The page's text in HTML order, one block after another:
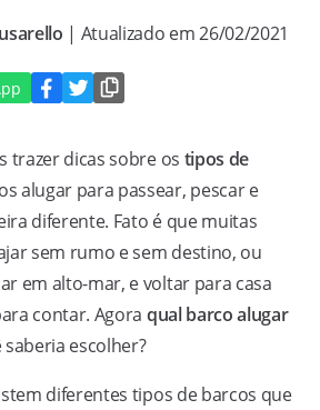
| Atualizado em 26/02/2021
trazer dicas sobre os tipos de
alugar para passear, pescar e
diferente. Fato é que muitas
sem rumo e sem destino, ou
em alto-mar, e voltar para casa
contar. Agora qual barco alugar
saberia escolher?
diferentes tipos de barcos que